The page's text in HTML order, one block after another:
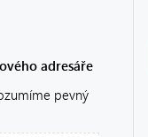
adresáře
pevný